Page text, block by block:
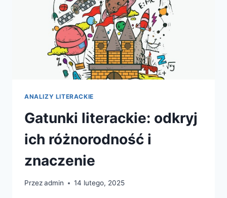
ANALIZY LITERACKIE
Gatunki literackie: odkryj
ich różnorodność i
znaczenie
Przezadmin 14 lutego, 2025